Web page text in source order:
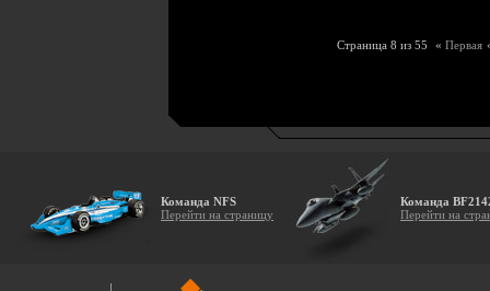
Страница 8 из 55 « Первая
Команда NFS
Перейти на страницу
Команда
Перейти на